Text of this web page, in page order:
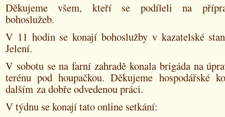
Děkujeme všem, kteří se podíleli na
bohoslužeb.
V 11 hodin se konají bohoslužby v kazatelské
Jelení.
V sobotu se na farní zahradě konala brigáda na
terénu pod houpačkou. Děkujeme hospodářské
dalším za dobře odvedenou práci.
V týdnu se konají tato online setkání: